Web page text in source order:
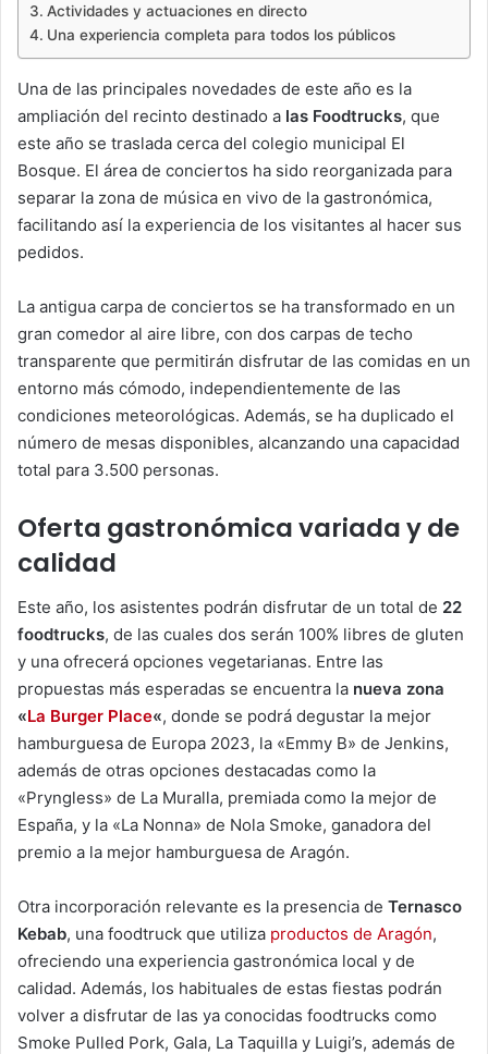
Actividades y actuaciones en directo
Una experiencia completa para todos los públicos
Una de las principales novedades de este año es la
ampliación del recinto destinado a las Foodtrucks, que
este año se traslada cerca del colegio municipal El
Bosque. El área de conciertos ha sido reorganizada para
separar la zona de música en vivo de la gastronómica,
facilitando así la experiencia de los visitantes al hacer sus
pedidos.
La antigua carpa de conciertos se ha transformado en un
gran comedor al aire libre, con dos carpas de techo
transparente que permitirán disfrutar de las comidas en un
entorno más cómodo, independientemente de las
condiciones meteorológicas. Además, se ha duplicado el
número de mesas disponibles, alcanzando una capacidad
total para 3.500 personas.
Oferta gastronómica variada y de
calidad
Este año, los asistentes podrán disfrutar de un total de 22
foodtrucks, de las cuales dos serán 100% libres de gluten
y una ofrecerá opciones vegetarianas. Entre las
propuestas más esperadas se encuentra la nueva zona
«La Burger Place«, donde se podrá degustar la mejor
hamburguesa de Europa 2023, la «Emmy B» de Jenkins,
además de otras opciones destacadas como la
«Pryngless» de La Muralla, premiada como la mejor de
España, y la «La Nonna» de Nola Smoke, ganadora del
premio a la mejor hamburguesa de Aragón.
Otra incorporación relevante es la presencia de Ternasco
Kebab, una foodtruck que utiliza productos de Aragón,
ofreciendo una experiencia gastronómica local y de
calidad. Además, los habituales de estas fiestas podrán
volver a disfrutar de las ya conocidas foodtrucks como
Smoke Pulled Pork, Gala, La Taquilla y Luigi’s, además de